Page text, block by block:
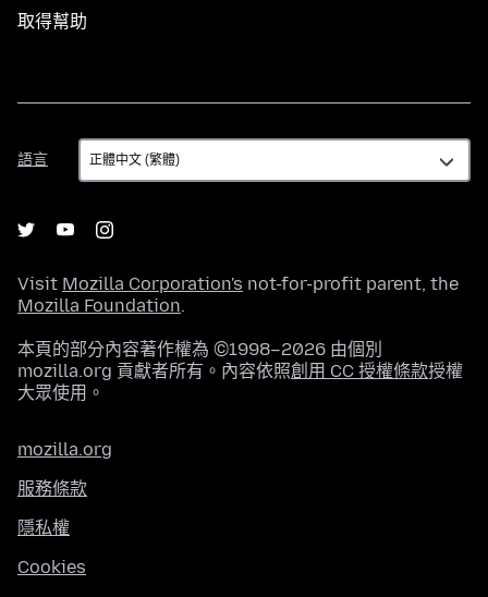
取得幫助
語言
語
言
Visit Mozilla Corporation's not-for-profit parent, the
Mozilla Foundation.
本頁的部分內容著作權為 ©1998–2026 由個別
mozilla.org 貢獻者所有。內容依照創用 CC 授權條款授權
大眾使用。
mozilla.org
服務條款
隱私權
Cookies